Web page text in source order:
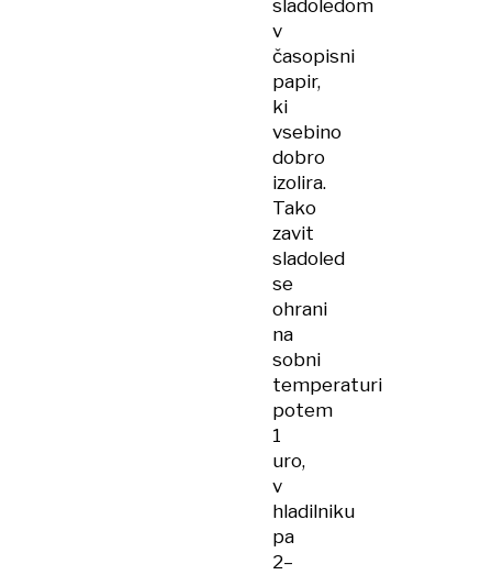
sladoledom
v
časopisni
papir,
ki
vsebino
dobro
izolira.
Tako
zavit
sladoled
se
ohrani
na
sobni
temperaturi
potem
1
uro,
v
hladilniku
pa
2–